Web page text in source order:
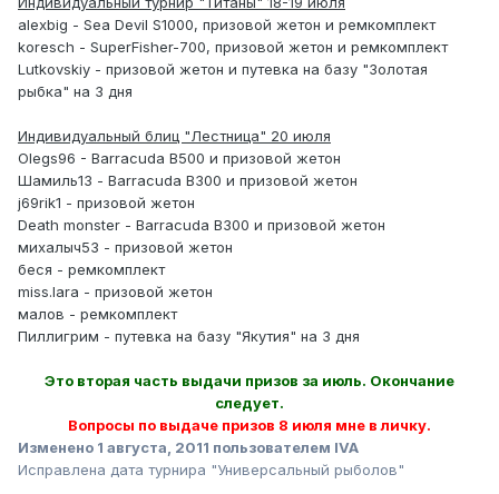
alexbig - Sea Devil S1000, призовой жетон и ремкомплект
koresch - SuperFisher-700, призовой жетон и ремкомплект
Lutkovskiy - призовой жетон и путевка на базу "Золотая
рыбка" на 3 дня
Индивидуальный блиц "Лестница" 20 июля
Olegs96 - Barracuda B500 и призовой жетон
Шамиль13 - Barracuda B300 и призовой жетон
j69rik1 - призовой жетон
Death monster - Barracuda B300 и призовой жетон
михалыч53 - призовой жетон
беся - ремкомплект
miss.lara - призовой жетон
малов - ремкомплект
Пиллигрим - путевка на базу "Якутия" на 3 дня
Это вторая часть выдачи призов за июль. Окончание
следует.
Вопросы по выдаче призов 8 июля мне в личку.
Изменено 1 августа, 2011 пользователем IVA
Исправлена дата турнира "Универсальный рыболов"